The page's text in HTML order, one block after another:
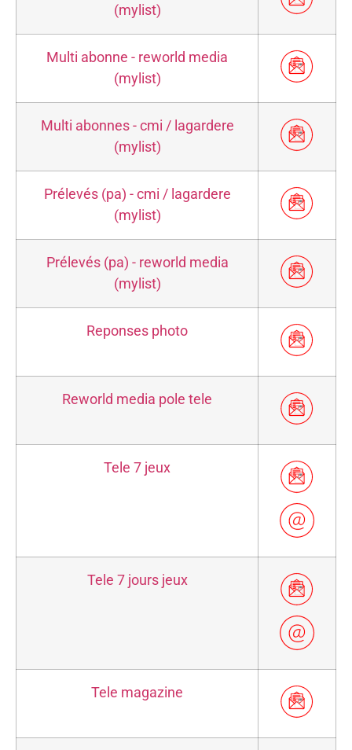
(mylist)
Multi abonne - reworld media
(mylist)
Multi abonnes - cmi / lagardere
(mylist)
Prélevés (pa) - cmi / lagardere
(mylist)
Prélevés (pa) - reworld media
(mylist)
Reponses photo
Reworld media pole tele
Tele 7 jeux
Tele 7 jours jeux
Tele magazine